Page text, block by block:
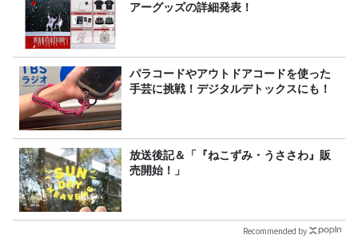
アーグッズの詳細発表！
パラコードやアウトドアコードを使った
手芸に挑戦！デジタルデトックスにも！
放送後記＆「『ねこずみ・うささわ』販
売開始！」
Recommended by